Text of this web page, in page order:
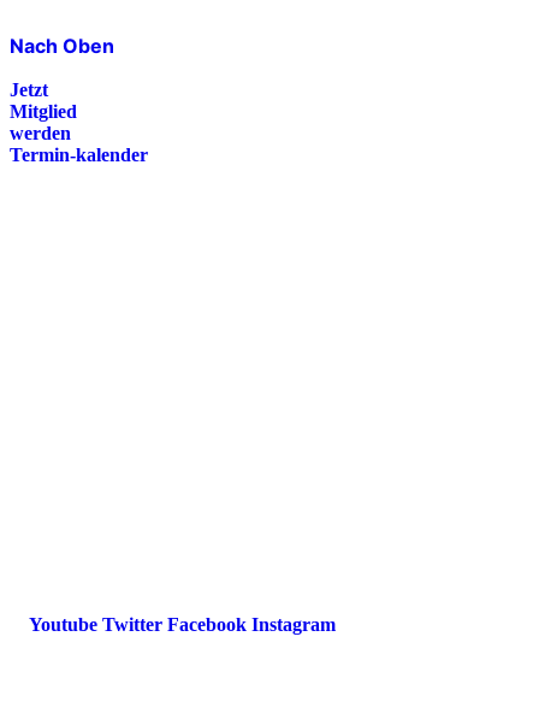
Nach Oben
Jetzt
Mitglied
werden
Termin-kalender
Youtube Twitter Facebook Instagram